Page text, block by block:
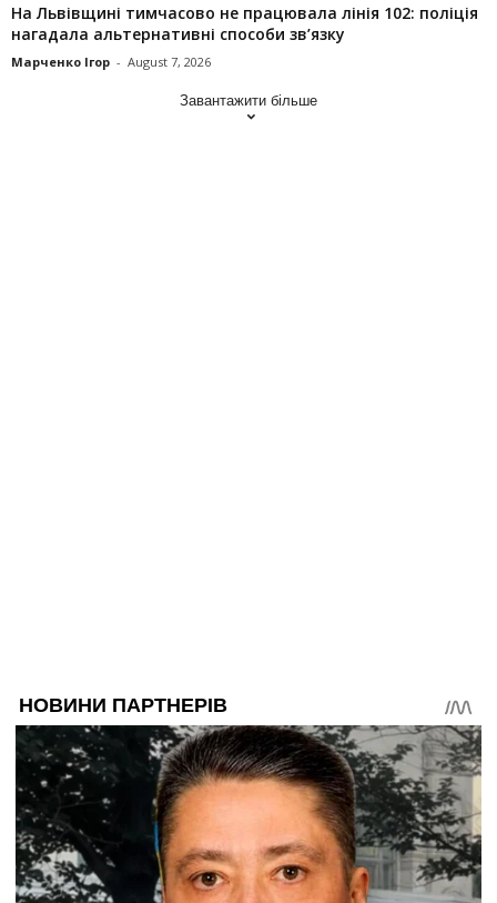
На Львівщині тимчасово не працювала лінія 102: поліція
нагадала альтернативні способи зв’язку
Марченко Ігор - August 7, 2026
Завантажити більше